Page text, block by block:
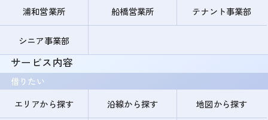
浦和営業所 船橋営業所 テナント事業部
シニア事業部
サービス内容
借りたい
エリアから探す
沿線から探す 地図から探す